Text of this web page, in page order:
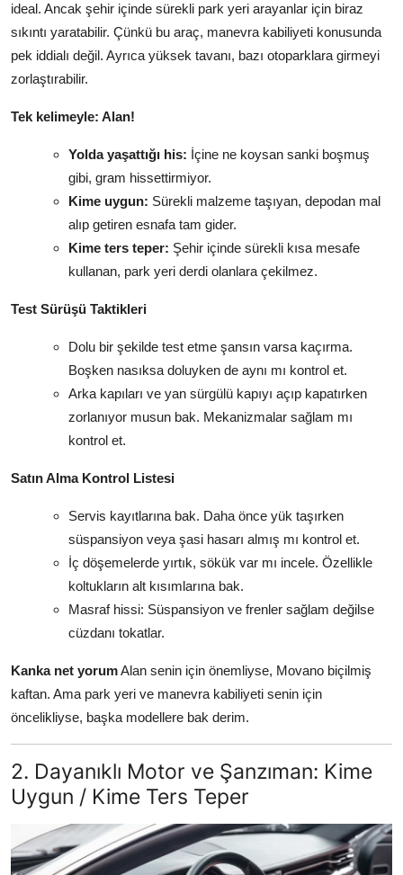
ideal. Ancak şehir içinde sürekli park yeri arayanlar için biraz
sıkıntı yaratabilir. Çünkü bu araç, manevra kabiliyeti konusunda
pek iddialı değil. Ayrıca yüksek tavanı, bazı otoparklara girmeyi
zorlaştırabilir.
Tek kelimeyle: Alan!
Yolda yaşattığı his: İçine ne koysan sanki boşmuş
gibi, gram hissettirmiyor.
Kime uygun: Sürekli malzeme taşıyan, depodan mal
alıp getiren esnafa tam gider.
Kime ters teper: Şehir içinde sürekli kısa mesafe
kullanan, park yeri derdi olanlara çekilmez.
Test Sürüşü Taktikleri
Dolu bir şekilde test etme şansın varsa kaçırma.
Boşken nasıksa doluyken de aynı mı kontrol et.
Arka kapıları ve yan sürgülü kapıyı açıp kapatırken
zorlanıyor musun bak. Mekanizmalar sağlam mı
kontrol et.
Satın Alma Kontrol Listesi
Servis kayıtlarına bak. Daha önce yük taşırken
süspansiyon veya şasi hasarı almış mı kontrol et.
İç döşemelerde yırtık, sökük var mı incele. Özellikle
koltukların alt kısımlarına bak.
Masraf hissi: Süspansiyon ve frenler sağlam değilse
cüzdanı tokatlar.
Kanka net yorumAlan senin için önemliyse, Movano biçilmiş
kaftan. Ama park yeri ve manevra kabiliyeti senin için
öncelikliyse, başka modellere bak derim.
2. Dayanıklı Motor ve Şanzıman: Kime
Uygun / Kime Ters Teper